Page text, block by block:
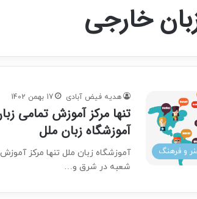
خارجی
و فرهنگ
هدیه فیض آبادی 17 بهمن 1402
تنها مرکز آموزش تمامی
آموزشگاه زبان ملل
شعبه در شرق و…